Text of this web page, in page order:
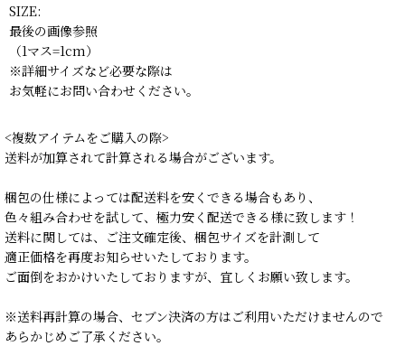
SIZE:
最後の画像参照
（1マス=1cm）
※詳細サイズなど必要な際は
お気軽にお問い合わせください。
<複数アイテムをご購入の際>
送料が加算されて計算される場合がございます。
梱包の仕様によっては配送料を安くできる場合もあり、
色々組み合わせを試して、極力安く配送できる様に致します！
送料に関しては、ご注文確定後、梱包サイズを計測して
適正価格を再度お知らせいたしております。
ご面倒をおかけいたしておりますが、宜しくお願い致します。
※送料再計算の場合、セブン決済の方はご利用いただけませんので
あらかじめご了承ください。